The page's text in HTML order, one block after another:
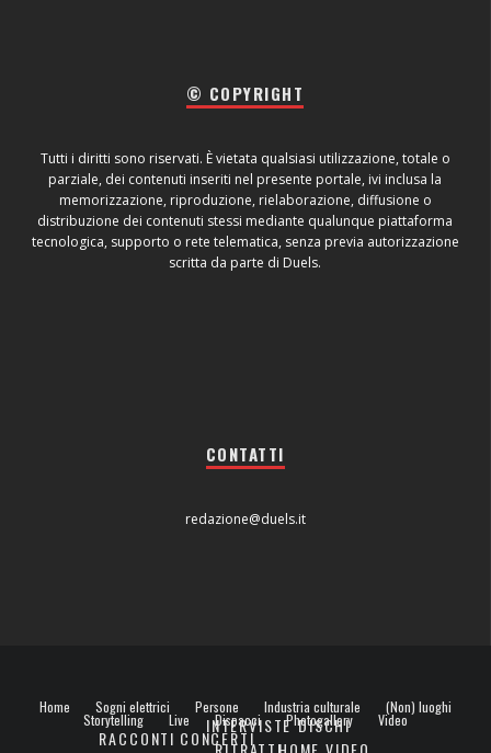
© COPYRIGHT
Tutti i diritti sono riservati. È vietata qualsiasi utilizzazione, totale o
parziale, dei contenuti inseriti nel presente portale, ivi inclusa la
memorizzazione, riproduzione, rielaborazione, diffusione o
distribuzione dei contenuti stessi mediante qualunque piattaforma
tecnologica, supporto o rete telematica, senza previa autorizzazione
scritta da parte di Duels.
CONTATTI
redazione@duels.it
Home Sogni elettrici Persone
INTERVISTE
Industria culturale
DISCHI
(Non) luoghi
Storytelling
RACCONTI
Live
CONCERTI
Dispacci Photogallery Video